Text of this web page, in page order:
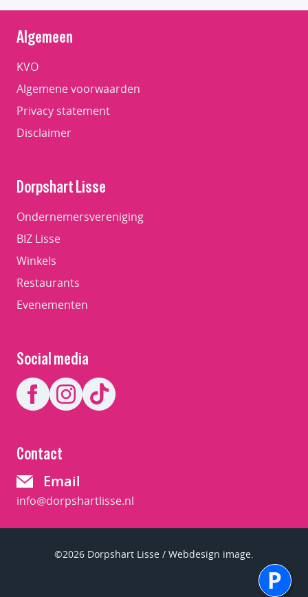
Algemeen
KVO
Algemene voorwaarden
Privacy statement
Disclaimer
Dorpshart Lisse
Ondernemersvereniging
BIZ Lisse
Winkels
Restaurants
Evenementen
Social media
Contact
Email
info@dorpshartlisse.nl
©2026 Dorpshart Lisse / Webdesign image.